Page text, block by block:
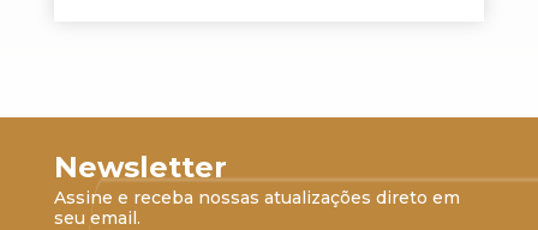
Newsletter
Assine e receba nossas atualizações direto em
seu email.